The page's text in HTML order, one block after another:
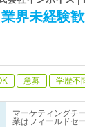
界未経験
急募 学歴不
マーケティングチ
業はフィールドセ